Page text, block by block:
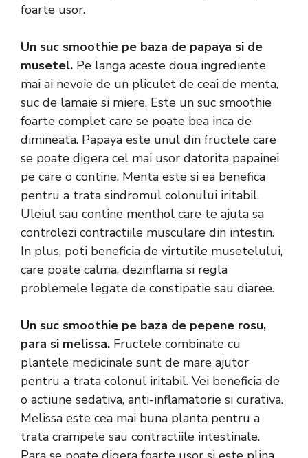
foarte usor.
Un suc smoothie pe baza de papaya si de
musetel. Pe langa aceste doua ingrediente
mai ai nevoie de un pliculet de ceai de menta,
suc de lamaie si miere. Este un suc smoothie
foarte complet care se poate bea inca de
dimineata. Papaya este unul din fructele care
se poate digera cel mai usor datorita papainei
pe care o contine. Menta este si ea benefica
pentru a trata sindromul colonului iritabil.
Uleiul sau contine menthol care te ajuta sa
controlezi contractiile musculare din intestin.
In plus, poti beneficia de virtutile musetelului,
care poate calma, dezinflama si regla
problemele legate de constipatie sau diaree.
Un suc smoothie pe baza de pepene rosu,
para si melissa. Fructele combinate cu
plantele medicinale sunt de mare ajutor
pentru a trata colonul iritabil. Vei beneficia de
o actiune sedativa, anti-inflamatorie si curativa.
Melissa este cea mai buna planta pentru a
trata crampele sau contractiile intestinale.